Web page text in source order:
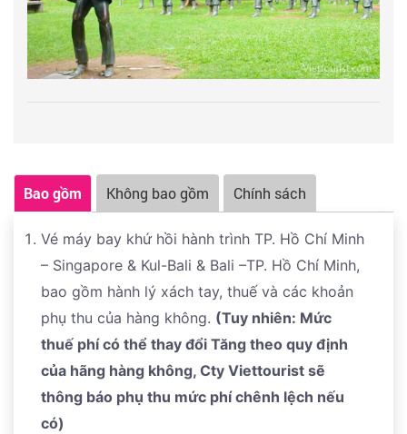
Bao gồm Không bao gồm Chính sách
Vé máy bay khứ hồi hành trình TP. Hồ Chí Minh
– Singapore & Kul-Bali & Bali –TP. Hồ Chí Minh,
bao gồm hành lý xách tay, thuế và các khoản
phụ thu của hàng không. (Tuy nhiên: Mức
thuế phí có thể thay đổi Tăng theo quy định
của hãng hàng không, Cty Viettourist sẽ
thông báo phụ thu mức phí chênh lệch nếu
có)